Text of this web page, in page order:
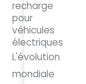
recharge
pour
véhicules
électriques
L'évolution
mondiale